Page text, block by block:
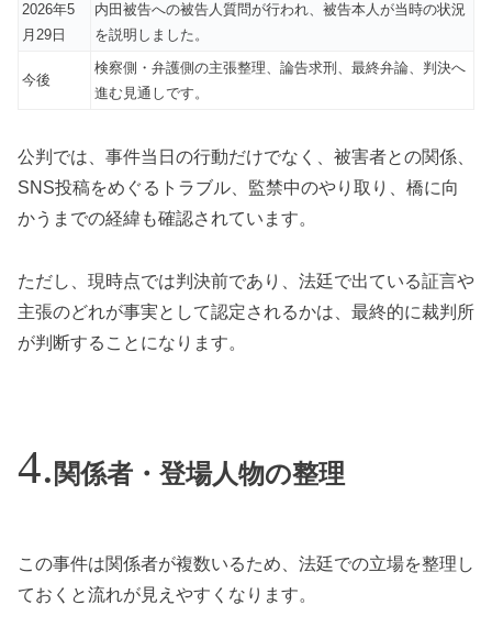
2026年5
月29日
内田被告への被告人質問が行われ、被告本人が当時の状況
を説明しました。
今後
検察側・弁護側の主張整理、論告求刑、最終弁論、判決へ
進む見通しです。
公判では、事件当日の行動だけでなく、被害者との関係、
SNS投稿をめぐるトラブル、監禁中のやり取り、橋に向
かうまでの経緯も確認されています。
ただし、現時点では判決前であり、法廷で出ている証言や
主張のどれが事実として認定されるかは、最終的に裁判所
が判断することになります。
関係者・登場人物の整理
この事件は関係者が複数いるため、法廷での立場を整理し
ておくと流れが見えやすくなります。